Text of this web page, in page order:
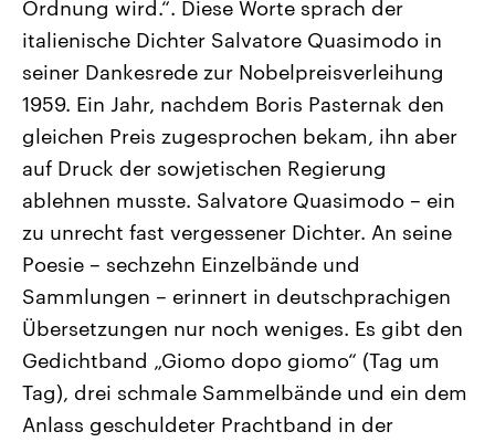
Alle Informationen
Sachsen-Anhalt wählt am 6.
September 2026 einen neuen
Landtag. Seit 2021 wird das
Bundesland von einer Koalition aus
CDU, SPD und FDP regiert.-
Umfragen, Prognosen,
Wahlprogramme, aktuelle Berichte
und Hintergründe zu den Parteien
und Kandidaten der anstehenden
Wahl.
Hintergründe
Wirtschaftlich und
gehören die Vereinigten
den mächtigsten Ländern
mit großem Einfluss auf
aktuelle Weltgeschehen.
Programm
Audio-Archiv
Ordnung wird.“. Diese Worte sprach der
italienische Dichter Salvatore Quasimodo in
seiner Dankesrede zur Nobelpreisverleihung
1959. Ein Jahr, nachdem Boris Pasternak den
gleichen Preis zugesprochen bekam, ihn aber
auf Druck der sowjetischen Regierung
ablehnen musste. Salvatore Quasimodo – ein
zu unrecht fast vergessener Dichter. An seine
Poesie – sechzehn Einzelbände und
Sammlungen – erinnert in deutschprachigen
Übersetzungen nur noch weniges. Es gibt den
Gedichtband „Giomo dopo giomo“ (Tag um
Tag), drei schmale Sammelbände und ein dem
Anlass geschuldeter Prachtband in der